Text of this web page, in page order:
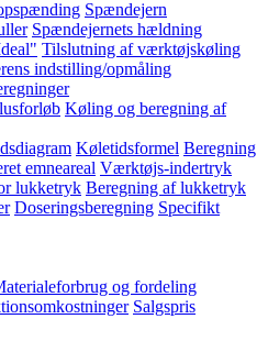
Spændejern
Spændejernets hældning
Tilslutning af værktøjskøling
indstilling/opmåling
Køling og beregning af
Køletidsformel Beregning
emneareal Værktøjs-indertryk
lukketryk Beregning af lukketryk
Doseringsberegning Specifikt
og fordeling
Salgspris